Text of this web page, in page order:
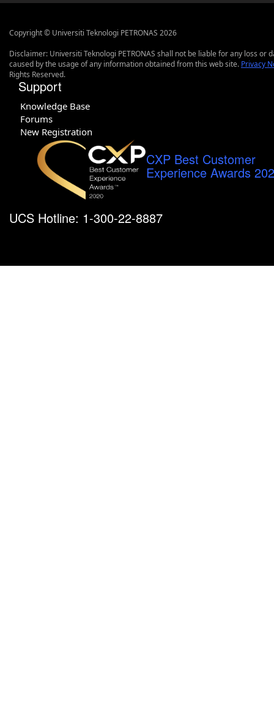
Copyright © Universiti Teknologi PETRONAS 2026
Disclaimer: Universiti Teknologi PETRONAS shall not be liable for any loss or
caused by the usage of any information obtained from this web site. Privacy
Rights Reserved.
Support
Knowledge Base
Forums
New Registration
CXP Best Customer
Experience Awards
UCS Hotline: 1-300-22-8887